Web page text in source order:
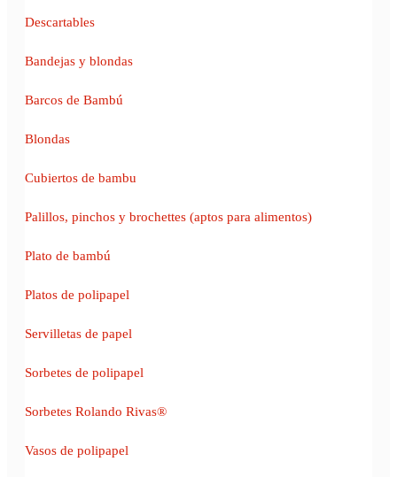
Descartables
Bandejas y blondas
Barcos de Bambú
Blondas
Cubiertos de bambu
Palillos, pinchos y brochettes (aptos para alimentos)
Plato de bambú
Platos de polipapel
Servilletas de papel
Sorbetes de polipapel
Sorbetes Rolando Rivas®
Vasos de polipapel